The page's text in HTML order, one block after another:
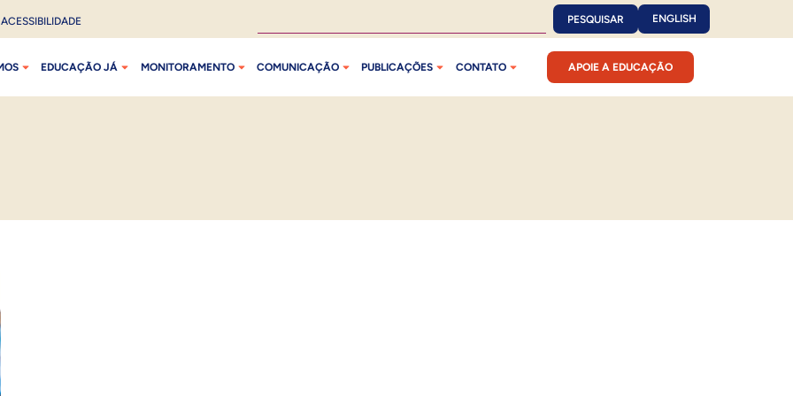
ACESSIBILIDADE PESQUISAR ENGLISH
EDUCAÇÃO JÁ MONITORAMENTO COMUNICAÇÃO PUBLICAÇÕES CONTATO APOIE A EDUCAÇÃO